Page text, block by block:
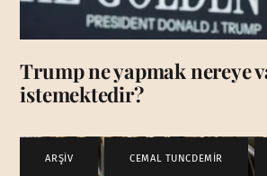
Trump ne yapmak nereye
istemektedir?
ARŞİV CEMAL TUNCDEMİR ,